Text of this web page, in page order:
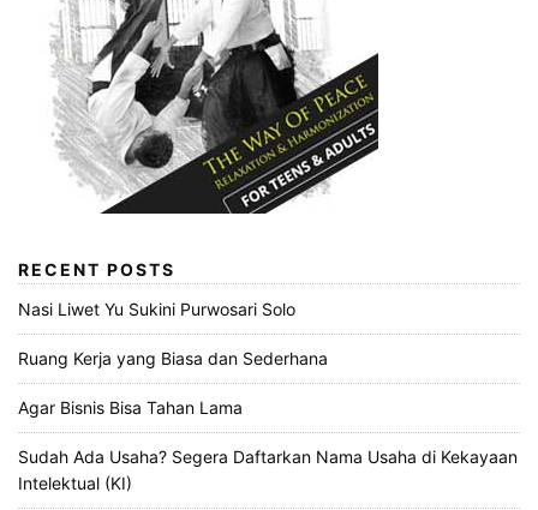
RECENT POSTS
Nasi Liwet Yu Sukini Purwosari Solo
Ruang Kerja yang Biasa dan Sederhana
Agar Bisnis Bisa Tahan Lama
Sudah Ada Usaha? Segera Daftarkan Nama Usaha di Kekayaan
Intelektual (KI)